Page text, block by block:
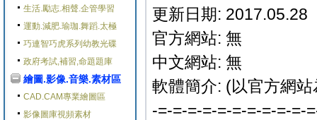
生活.勵志.相聲.企管學習
運動.減肥.瑜珈.舞蹈.太極
巧連智巧虎系列幼教光碟
政府考試,補習,命題題庫
繪圖.影像.音樂.素材區
CAD.CAM專業繪圖區
影像圖庫視頻素材
更新日期: 2017.05.28
官方網站: 無
中文網站: 無
軟體簡介: (以官方網站
-=-=-=-=-=-=-=-=-=-=-